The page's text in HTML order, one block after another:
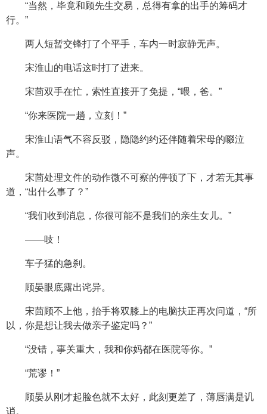
“当然，毕竟和顾先生交易，总得有拿的出手的筹码才
行。”
两人短暂交锋打了个平手，车内一时寂静无声。
宋淮山的电话这时打了进来。
宋茴双手在忙，索性直接开了免提，“喂，爸。”
“你来医院一趟，立刻！”
宋淮山语气不容反驳，隐隐约约还伴随着宋母的啜泣
声。
宋茴处理文件的动作微不可察的停顿了下，才若无其事
道，“出什么事了？”
“我们收到消息，你很可能不是我们的亲生女儿。”
——吱！
车子猛的急刹。
顾晏眼底露出诧异。
宋茴顾不上他，抬手将双膝上的电脑扶正再次问道，“所
以，你是想让我去做亲子鉴定吗？”
“没错，事关重大，我和你妈都在医院等你。”
“荒谬！”
顾晏从刚才起脸色就不太好，此刻更差了，薄唇满是讥
诮。